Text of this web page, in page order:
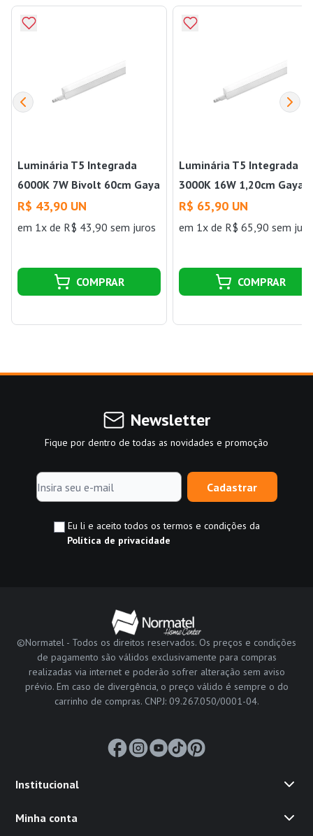
Luminária T5 Integrada
6000K 7W Bivolt 60cm Gaya
R$ 43,90 UN
em 1x de R$ 43,90 sem juros
COMPRAR
Luminária T5 Integrada
3000K 16W 1,20cm Gaya
R$ 65,90 UN
em 1x de R$ 65,90 sem
COMPRAR
Newsletter
Fique por dentro de todas as novidades e promoção
Cadastrar
Eu li e aceito todos os termos e condições da
Política de privacidade
©Normatel - Todos os direitos reservados. Os preços e condições
de pagamento são válidos exclusivamente para compras
realizadas via internet e poderão sofrer alteração sem aviso
prévio. Em caso de divergência, o preço válido é sempre o do
carrinho de compras. CNPJ: 09.267.050/0001-04.
Institucional
Minha conta